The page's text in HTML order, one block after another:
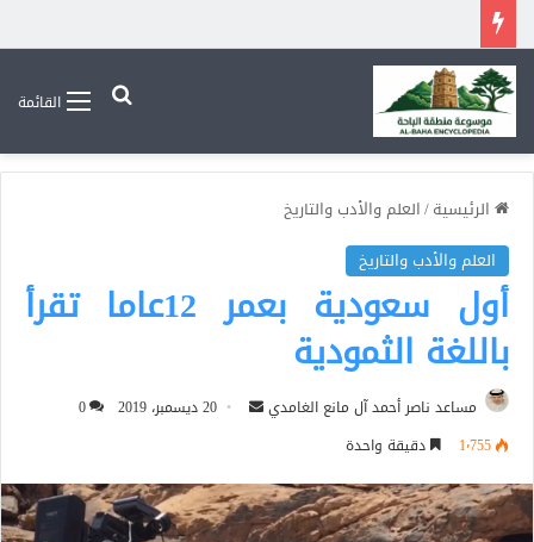
القائمةبحث عن
الرئيسية/العلم والأدب والتاريخ
العلم والأدب والتاريخ
أول سعودية بعمر 12عاما تقرأ
باللغة الثمودية
مساعد ناصر أحمد آل مانع الغامدي
أرسل 20 ديسمبر، 2019
0
1٬755
دقيقة واحدة